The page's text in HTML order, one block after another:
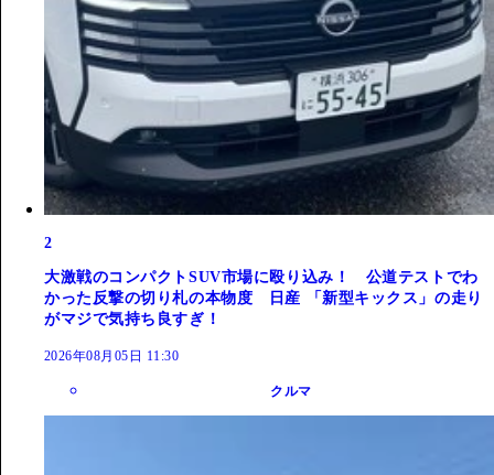
2
大激戦のコンパクトSUV市場に殴り込み！ 公道テストでわ
かった反撃の切り札の本物度 日産 「新型キックス」の走り
がマジで気持ち良すぎ！
2026年08月05日 11:30
クルマ